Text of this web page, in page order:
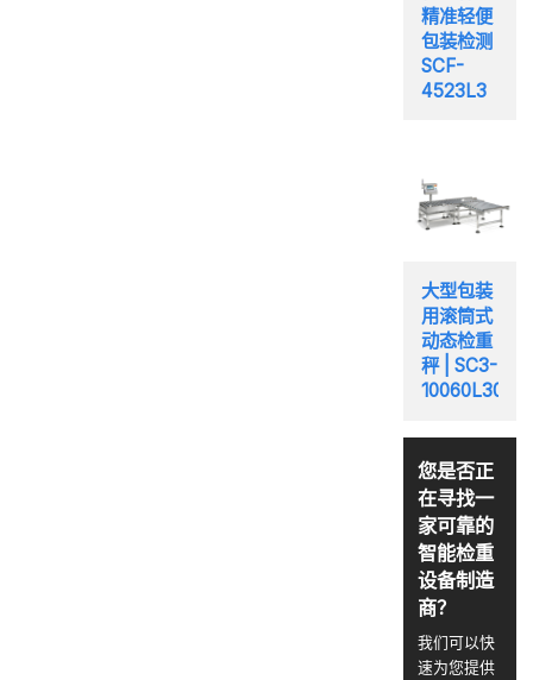
精准轻便
包装检测
SCF-
4523L3
大型包装
用滚筒式
动态检重
秤 | SC3-
10060L30
您是否正
在寻找一
家可靠的
智能检重
设备制造
商？
我们可以快
速为您提供